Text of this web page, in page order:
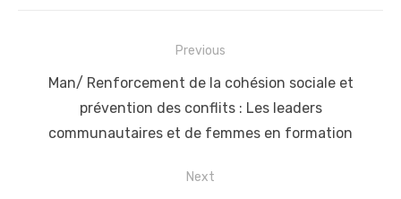
navigation
Previous
Previous
Man/ Renforcement de la cohésion sociale et
prévention des conflits : Les leaders
communautaires et de femmes en formation
Next